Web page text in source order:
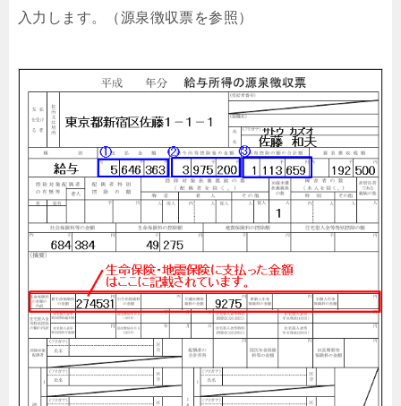
入力します。（源泉徴収票を参照）